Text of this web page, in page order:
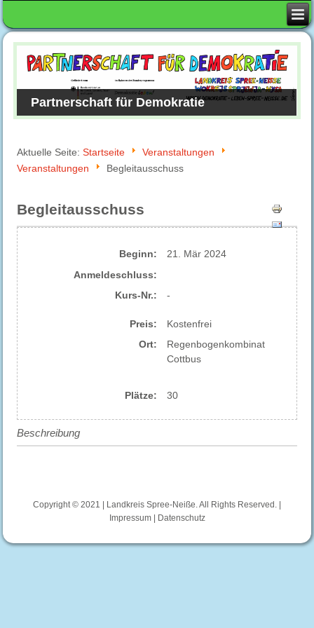
Partnerschaft für Demokratie
Aktuelle Seite:Startseite
Veranstaltungen
Veranstaltungen
Begleitausschuss
Begleitausschuss
Beginn:
21. Mär 2024
Anmelde​schluss:
Kurs-Nr.:
-
Preis:
Kostenfrei
Ort:
Regenbogenkombinat
Cottbus
Plätze: 30
Beschreibung
Copyright © 2021 | Landkreis Spree-Neiße. All Rights Reserved. |
Impressum
Datenschutz